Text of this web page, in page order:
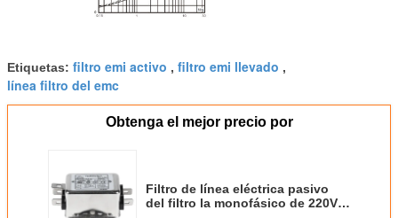
Etiquetas: filtro emi activo , filtro emi llevado ,
línea filtro del emc
Obtenga el mejor precio por
Filtro de línea eléctrica pasivo
del filtro la monofásico de 220V